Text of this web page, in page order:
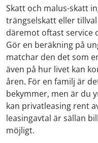
Skatt och malus-skatt
trängselskatt eller
däremot oftast service
Gör en beräkning på
matchar den det som
även på hur livet kan
åren. För en familj är
bekymmer, men är du
kan privatleasing rent
leasingavtal är sällan
möjligt.